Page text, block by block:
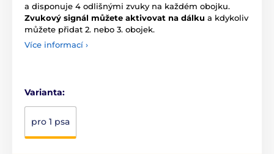
a disponuje 4 odlišnými zvuky na každém obojku.
Zvukový signál můžete aktivovat na dálku a kdykoliv
můžete přidat 2. nebo 3. obojek.
Více informací ›
Varianta:
pro 1 psa